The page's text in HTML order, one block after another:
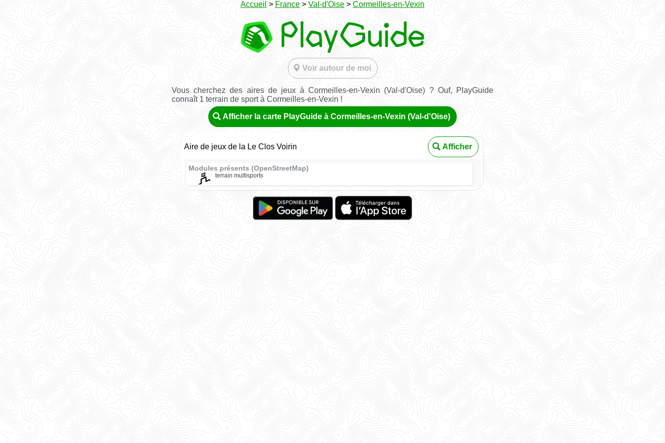
Accueil > France > Val-d'Oise > Cormeilles-en-Vexin
Voir autour de moi
Vous cherchez des aires de jeux à Cormeilles-en-Vexin (Val-d'Oise) ? Ouf, PlayGuide
connaît 1 terrain de sport à Cormeilles-en-Vexin !
Afficher la carte PlayGuide à Cormeilles-en-Vexin (Val-d'Oise)
Aire de jeux de la Le Clos Voirin Afficher
Modules présents (OpenStreetMap)
terrain multisports